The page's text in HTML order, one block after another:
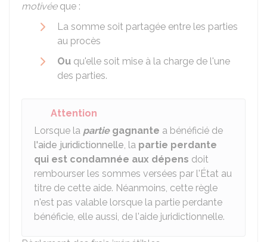
motivéeque :
La somme soit partagée entre les parties
au procès
Ou qu'elle soit mise à la charge de l'une
des parties.
Attention
Lorsque la partiegagnante a bénéficié de
l'aide juridictionnelle, la partie perdante
qui est condamnée aux dépens doit
rembourser les sommes versées par l'État au
titre de cette aide. Néanmoins, cette règle
n'est pas valable lorsque la partie perdante
bénéficie, elle aussi, de l'aide juridictionnelle.